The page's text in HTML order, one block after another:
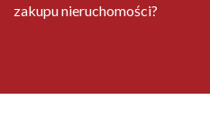
zakupu nieruchomości?